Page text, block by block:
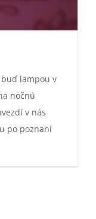
lampou v
nočnú
v nás
po poznaní